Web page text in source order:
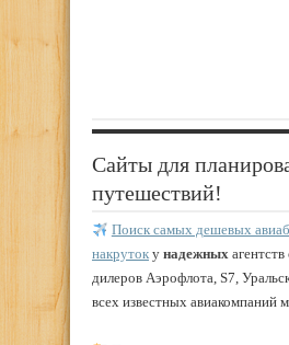
Сайты для
путешествий!
Поиск самых дешевых
накруток у надежных
дилеров Аэрофлота, S7,
всех известных авиакомпаний